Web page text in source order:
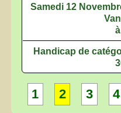
Samedi 12
Handicap de
1 2 3 4